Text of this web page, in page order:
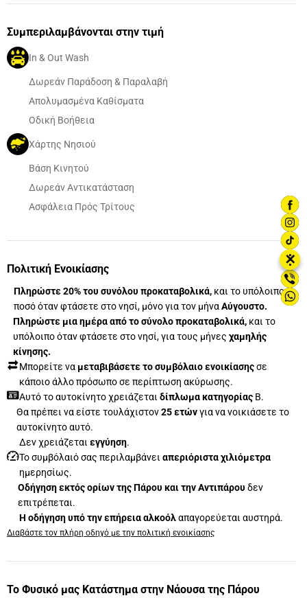
Συμπεριλαμβάνονται στην τιμή
In & Out Wash
Δωρεάν Παράδοση & Παραλαβή
Απολυμασμένα Καθίσματα
Οδική Βοήθεια
Χάρτης Νησιού
Βάση Κινητού
Δωρεάν Αντικατάσταση
Ασφάλεια Πρός Τρίτους
Πολιτική Ενοικίασης
Πληρώστε 20% του συνόλου προκαταβολικά, και το υπόλοιπο
ποσό όταν φτάσετε στο νησί, μόνο για τον μήναΑύγουστο.
Πληρώστε μια ημέρα από το σύνολο προκαταβολικά, και το
υπόλοιπο όταν φτάσετε στο νησί, για τους μήνεςχαμηλής
κίνησης.
Μπορείτε να μεταβιβάσετε το συμβόλαιο ενοικίασηςσε
κάποιο άλλο πρόσωπο σε περίπτωση ακύρωσης.
Αυτό το αυτοκίνητο χρειάζεται δίπλωμα κατηγορίας Β.
Θα πρέπει να είστε τουλάχιστον25 ετώνγια να νοικιάσετε το
αυτοκίνητο αυτό.
Δεν χρειάζεται εγγύηση.
Το συμβόλαιό σας περιλαμβάνει απεριόριστα χιλιόμετρα
ημερησίως.
Οδήγηση εκτός ορίων της Πάρου και την Αντιπάρουδεν
επιτρέπεται.
Η οδήγηση υπό την επήρεια αλκοόλαπαγορεύεται αυστηρά.
Διαβάστε τον πλήρη οδηγό με την πολιτική ενοικίασης
Το Φυσικό μας Κατάστημα στην Νάουσα της Πάρου
⋮
✕